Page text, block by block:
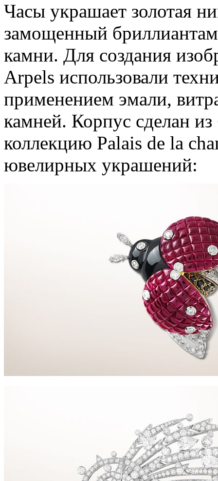
Часы украшает золотая
замощенный
камни. Для создания
Arpels использовали
применением эмали,
камней. Корпус сделан
коллекцию Palais de la
ювелирных украшений: